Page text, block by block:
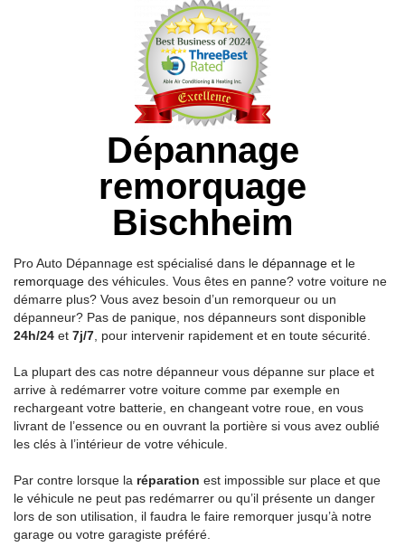
Dépannage
remorquage
Bischheim
Pro Auto Dépannage est spécialisé dans le dépannage et le
remorquage des véhicules. Vous êtes en panne? votre voiture ne
démarre plus? Vous avez besoin d’un remorqueur ou un
dépanneur? Pas de panique, nos dépanneurs sont disponible
24h/24 et 7j/7, pour intervenir rapidement et en toute sécurité.
La plupart des cas notre dépanneur vous dépanne sur place et
arrive à redémarrer votre voiture comme par exemple en
rechargeant votre batterie, en changeant votre roue, en vous
livrant de l’essence ou en ouvrant la portière si vous avez oublié
les clés à l’intérieur de votre véhicule.
Par contre lorsque la réparation est impossible sur place et que
le véhicule ne peut pas redémarrer ou qu’il présente un danger
lors de son utilisation, il faudra le faire remorquer jusqu’à notre
garage ou votre garagiste préféré.